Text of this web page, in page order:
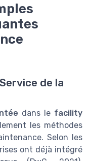
de la
dans le facility
les méthodes
Selon les
ont déjà intégré